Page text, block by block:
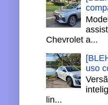
Chevrolet a...
uso
lin...